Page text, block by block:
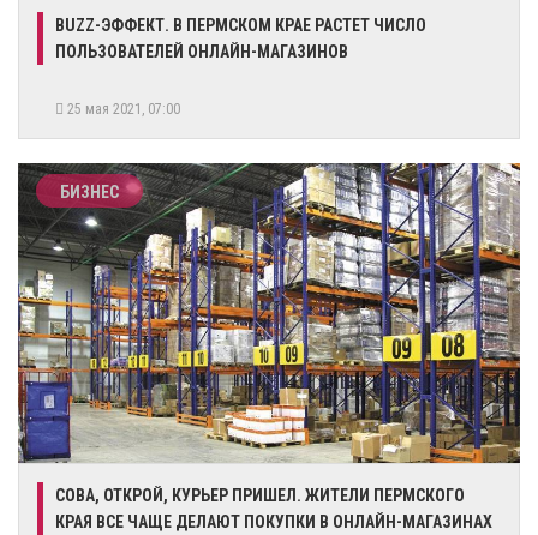
BUZZ-ЭФФЕКТ. В ПЕРМСКОМ КРАЕ РАСТЕТ ЧИСЛО
ПОЛЬЗОВАТЕЛЕЙ ОНЛАЙН-МАГАЗИНОВ
25 мая 2021, 07:00
БИЗНЕС
СОВА, ОТКРОЙ, КУРЬЕР ПРИШЕЛ. ЖИТЕЛИ ПЕРМСКОГО
КРАЯ ВСЕ ЧАЩЕ ДЕЛАЮТ ПОКУПКИ В ОНЛАЙН-МАГАЗИНАХ